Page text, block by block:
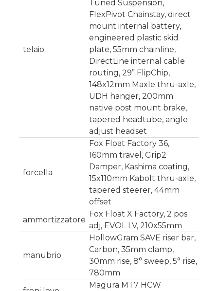
telaio
Tuned Suspension,
FlexPivot Chainstay, direct
mount internal battery,
engineered plastic skid
plate, 55mm chainline,
DirectLine internal cable
routing, 29” FlipChip,
148x12mm Maxle thru-axle,
UDH hanger, 200mm
native post mount brake,
tapered headtube, angle
adjust headset
forcella
Fox Float Factory 36,
160mm travel, Grip2
Damper, Kashima coating,
15x110mm Kabolt thru-axle,
tapered steerer, 44mm
offset
ammortizzatore
Fox Float X Factory, 2 pos
adj, EVOL LV, 210x55mm
manubrio
HollowGram SAVE riser bar,
Carbon, 35mm clamp,
30mm rise, 8° sweep, 5° rise,
780mm
Magura MT7 HCW